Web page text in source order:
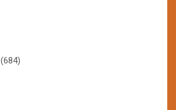
(684)